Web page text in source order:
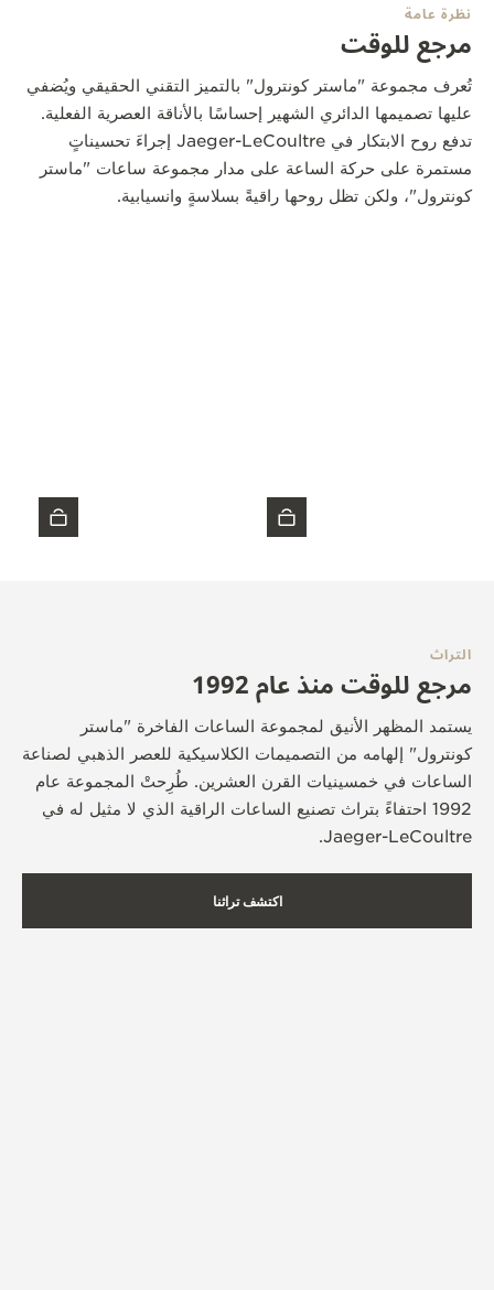
نظرة عامة
مرجع للوقت
تُعرف مجموعة "ماستر كونترول" بالتميز التقني الحقيقي ويُضفي
عليها تصميمها الدائري الشهير إحساسًا بالأناقة العصرية الفعلية.
تدفع روح الابتكار في Jaeger-LeCoultre إجراءَ تحسيناتٍ
مستمرة على حركة الساعة على مدار مجموعة ساعات "ماستر
كونترول"، ولكن تظل روحها راقيةً بسلاسةٍ وانسيابية.
التراث
مرجع للوقت منذ عام 1992
يستمد المظهر الأنيق لمجموعة الساعات الفاخرة "ماستر
كونترول" إلهامه من التصميمات الكلاسيكية للعصر الذهبي لصناعة
الساعات في خمسينيات القرن العشرين. طُرِحتْ المجموعة عام
1992 احتفاءً بتراث تصنيع الساعات الراقية الذي لا مثيل له في
Jaeger-LeCoultre.
اكتشف تراثنا